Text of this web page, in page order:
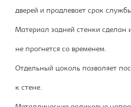
дверей и продлевает срок
Материал задней стенки сделан
не прогнется со временем.
Отдельный цоколь позволяет
к стене.